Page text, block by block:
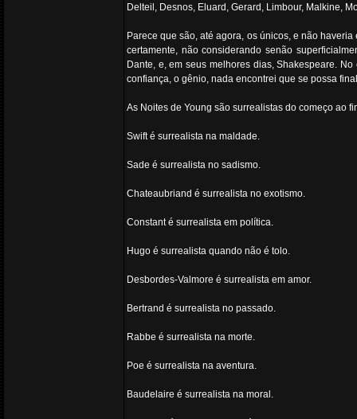
Delteil, Desnos, Eluard, Gerard, Limbour, Malkine,
Parece que são, até agora, os únicos, e não
certamente, não considerando senão
Dante, e, em seus melhores dias, Shakespeare.
confiança, o gênio, nada encontrei que se possa
As Noites de Young são surrealistas do começo ao
Swift é surrealista na maldade.
Sade é surrealista no sadismo.
Chateaubriand é surrealista no exotismo.
Constant é surrealista em política.
Hugo é surrealista quando não é tolo.
Desbordes-Valmore é surrealista em amor.
Bertrand é surrealista no passado.
Rabbe é surrealista na morte.
Poe é surrealista na aventura.
Baudelaire é surrealista na moral.